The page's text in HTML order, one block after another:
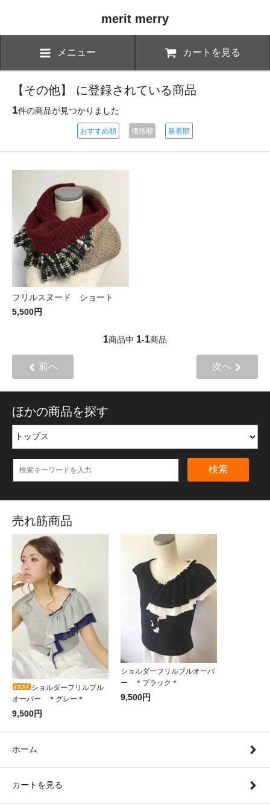
merit merry
メニュー カートを見る
【その他】 に登録されている商品
1件の商品が見つかりました
おすすめ順 価格順 新着順
フリルスヌード ショート
5,500円
1商品中 1-1商品
前へ 次へ
ほかの商品を探す
検索
売れ筋商品
ショルダーフリルプル
オーバー ＊グレー＊
9,500円
ショルダーフリルプルオーバ
ー ＊ブラック＊
9,500円
ホーム
カートを見る